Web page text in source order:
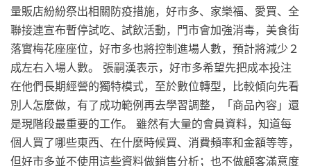
量販店紛紛祭出相關防疫措施，好市多、家樂福、愛買、全
聯接連宣布暫停試吃、試飲活動，門市會加強消毒，美食街
落實梅花座座位，好市多也將控制進場人數，預計將減少２
成左右入場人數。 張嗣漢表示，好市多希望先把成本投注
在他們長期經營的獨特模式，至於數位轉型，比較傾向先看
別人怎麼做，有了成功範例再去學習調整，「商品內容」還
是現階段最重要的工作。 雖然有大量的會員資料，知道每
個人買了哪些東西、在什麼時候買、消費頻率和金額等等，
但好市多並不使用這些資料做銷售分析；也不做顧客滿意度